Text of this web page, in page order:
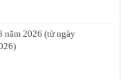
năm 2026 (từ ngày